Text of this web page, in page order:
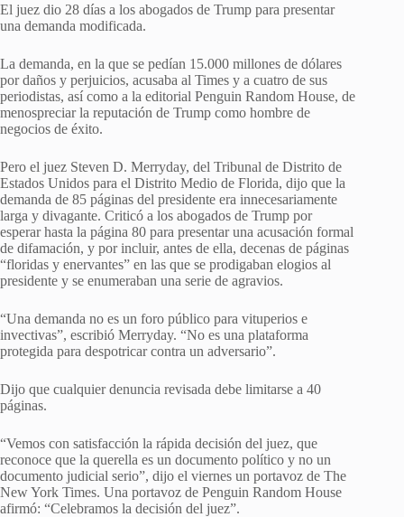
El juez dio 28 días a los abogados de Trump para presentar
una demanda modificada.
La demanda, en la que se pedían 15.000 millones de dólares
por daños y perjuicios, acusaba al Times y a cuatro de sus
periodistas, así como a la editorial Penguin Random House, de
menospreciar la reputación de Trump como hombre de
negocios de éxito.
Pero el juez Steven D. Merryday, del Tribunal de Distrito de
Estados Unidos para el Distrito Medio de Florida, dijo que la
demanda de 85 páginas del presidente era innecesariamente
larga y divagante. Criticó a los abogados de Trump por
esperar hasta la página 80 para presentar una acusación formal
de difamación, y por incluir, antes de ella, decenas de páginas
“floridas y enervantes” en las que se prodigaban elogios al
presidente y se enumeraban una serie de agravios.
“Una demanda no es un foro público para vituperios e
invectivas”, escribió Merryday. “No es una plataforma
protegida para despotricar contra un adversario”.
Dijo que cualquier denuncia revisada debe limitarse a 40
páginas.
“Vemos con satisfacción la rápida decisión del juez, que
reconoce que la querella es un documento político y no un
documento judicial serio”, dijo el viernes un portavoz de The
New York Times. Una portavoz de Penguin Random House
afirmó: “Celebramos la decisión del juez”.